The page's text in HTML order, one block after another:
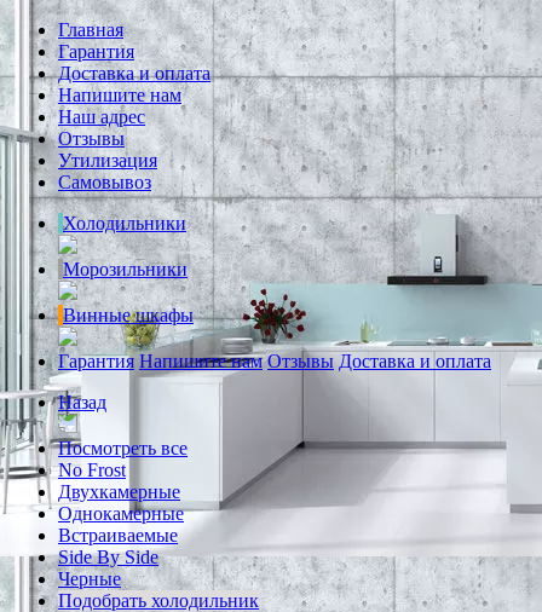
Главная
Гарантия
Доставка и оплата
Напишите нам
Наш адрес
Отзывы
Утилизация
Самовывоз
Холодильники
Морозильники
Винные шкафы
Гарантия Напишите нам Отзывы Доставка и оплата
Назад
Посмотреть все
No Frost
Двухкамерные
Однокамерные
Встраиваемые
Side By Side
Черные
Подобрать холодильник